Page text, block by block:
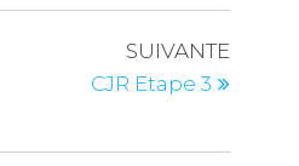
SUIVANTE
CJR Etape 3